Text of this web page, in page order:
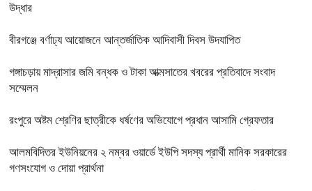
উদ্ধার
বীরগঞ্জে বর্ণাঢ্য আয়োজনে আন্তর্জাতিক আদিবাসী দিবস উদযাপিত
গঙ্গাচড়ায় মাদ্রাসার জমি বন্ধক ও টাকা আত্মসাতের খবরের প্রতিবাদে সংবাদ
সম্মেলন
রংপুরে অষ্টম শ্রেণির ছাত্রীকে ধর্ষণের অভিযোগে প্রধান আসামি গ্রেফতার
আলমবিদিতর ইউনিয়নের ২ নম্বর ওয়ার্ডে ইউপি সদস্য প্রার্থী মানিক সরকারের
গণসংযোগ ও দোয়া প্রার্থনা